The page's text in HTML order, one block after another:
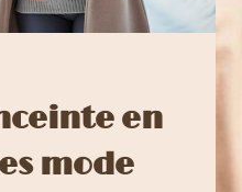
en
mode